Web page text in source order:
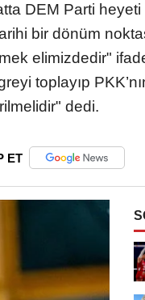
DEM Parti heyeti
bir dönüm
elimizdedir"
toplayıp
dedi.
ET